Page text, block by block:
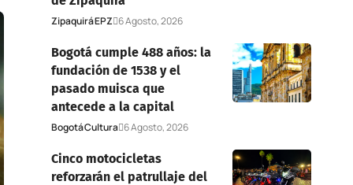
ZipaquiráEPZ 6 Agosto, 2026
Bogotá cumple 488 años: la
fundación de 1538 y el
pasado muisca que
antecede a la capital
BogotáCultura 6 Agosto, 2026
Cinco motocicletas
reforzarán el patrullaje del